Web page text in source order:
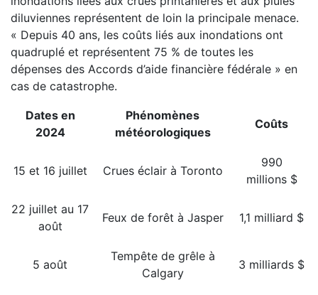
diluviennes représentent de loin la principale menace.
« Depuis 40 ans, les coûts liés aux inondations ont
quadruplé et représentent 75 % de toutes les
dépenses des Accords d’aide financière fédérale » en
cas de catastrophe.
Dates en
2024
Phénomènes
météorologiques
Coûts
15 et 16 juillet Crues éclair à Toronto
990
millions $
22 juillet au 17
août
Feux de forêt à Jasper 1,1 milliard $
5 août
Tempête de grêle à
Calgary
3 milliards $